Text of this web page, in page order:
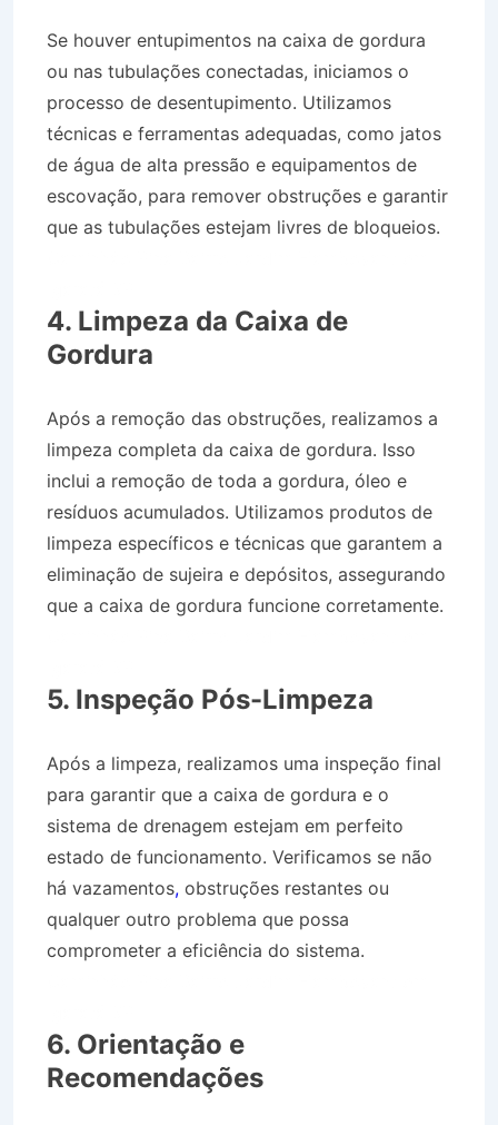
Se houver entupimentos na caixa de gordura
ou nas tubulações conectadas, iniciamos o
processo de desentupimento. Utilizamos
técnicas e ferramentas adequadas, como jatos
de água de alta pressão e equipamentos de
escovação, para remover obstruções e garantir
que as tubulações estejam livres de bloqueios.
4. Limpeza da Caixa de
Gordura
Após a remoção das obstruções, realizamos a
limpeza completa da caixa de gordura. Isso
inclui a remoção de toda a gordura, óleo e
resíduos acumulados. Utilizamos produtos de
limpeza específicos e técnicas que garantem a
eliminação de sujeira e depósitos, assegurando
que a caixa de gordura funcione corretamente.
5. Inspeção Pós-Limpeza
Após a limpeza, realizamos uma inspeção final
para garantir que a caixa de gordura e o
sistema de drenagem estejam em perfeito
estado de funcionamento. Verificamos se não
há vazamentos, obstruções restantes ou
qualquer outro problema que possa
comprometer a eficiência do sistema.
6. Orientação e
Recomendações